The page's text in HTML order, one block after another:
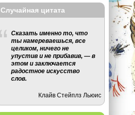
Случайная цитата
Сказать именно то, что
ты намереваешься, все
целиком, ничего не
упустив и не прибавив, — в
этом и заключается
радостное искусство
слов.
Клайв Стейплз Льюис